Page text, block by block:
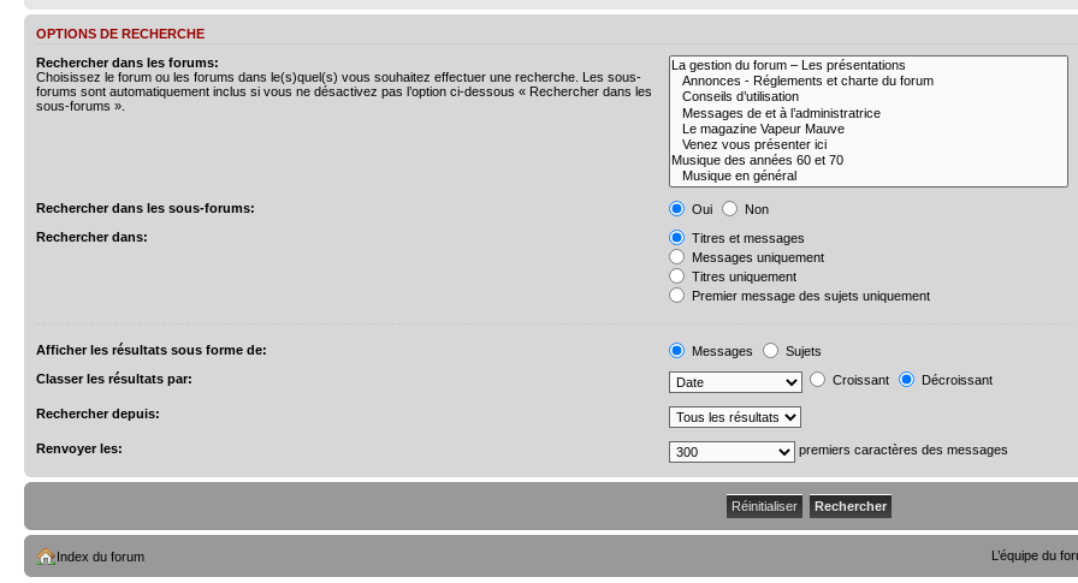
OPTIONS DE RECHERCHE
Rechercher dans les forums:
Choisissez le forum ou les forums dans le(s)quel(s) vous souhaitez effectuer une recherche. Les sous-
forums sont automatiquement inclus si vous ne désactivez pas l’option ci-dessous « Rechercher dans les
sous-forums ».
Rechercher dans les sous-forums: Oui
Non
Rechercher dans:
Titres et messages
Messages uniquement
Titres uniquement
Premier message des sujets uniquement
Afficher les résultats sous forme de: Messages
Sujets
Classer les résultats par:
Croissant Décroissant
Rechercher depuis:
Renvoyer les: premiers caractères des messages
Index du forum L’équipe du